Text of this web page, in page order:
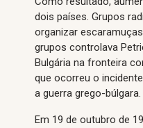
dois países. Grupos
organizar
grupos controlava
Bulgária na fronteira
que ocorreu o
a guerra grego-búlgara.
Em 19 de outubro de